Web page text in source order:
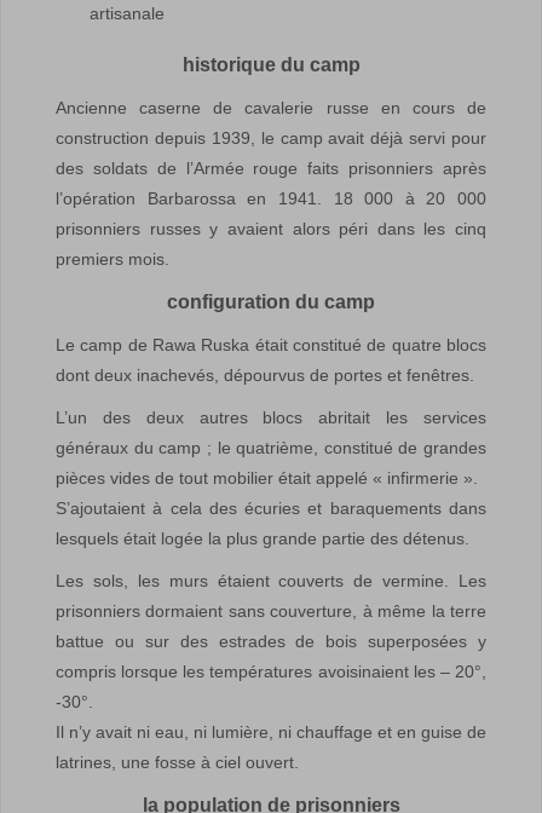
artisanale
historique du camp
Ancienne caserne de cavalerie russe en cours de
construction depuis 1939, le camp avait déjà servi pour
des soldats de l’Armée rouge faits prisonniers après
l’opération Barbarossa en 1941. 18 000 à 20 000
prisonniers russes y avaient alors péri dans les cinq
premiers mois.
configuration du camp
Le camp de Rawa Ruska était constitué de quatre blocs
dont deux inachevés, dépourvus de portes et fenêtres.
L’un des deux autres blocs abritait les services
généraux du camp ; le quatrième, constitué de grandes
pièces vides de tout mobilier était appelé « infirmerie ».
S’ajoutaient à cela des écuries et baraquements dans
lesquels était logée la plus grande partie des détenus.
Les sols, les murs étaient couverts de vermine. Les
prisonniers dormaient sans couverture, à même la terre
battue ou sur des estrades de bois superposées y
compris lorsque les températures avoisinaient les – 20°,
-30°.
Il n’y avait ni eau, ni lumière, ni chauffage et en guise de
latrines, une fosse à ciel ouvert.
la population de prisonniers